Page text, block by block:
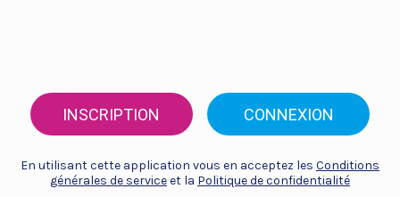
INSCRIPTION CONNEXION
En utilisant cette application vous en acceptez les Conditions
générales de serviceet la Politique de confidentialité